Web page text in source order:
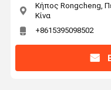
Κήπος Rongcheng,
Κίνα
+8615395098502